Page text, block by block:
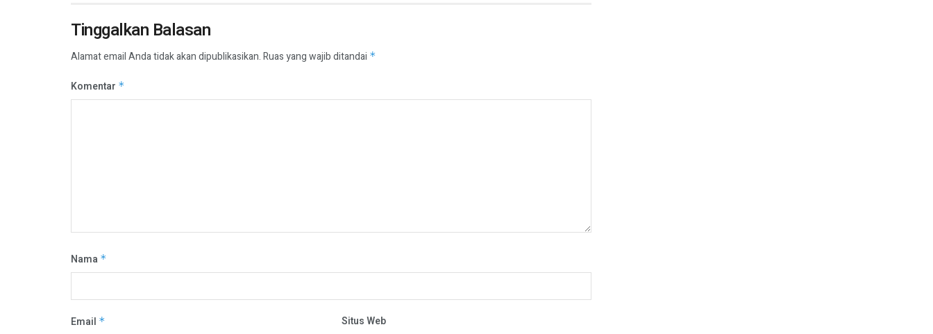
Tinggalkan Balasan
Alamat email Anda tidak akan dipublikasikan.Ruas yang wajib ditandai *
Komentar *
Nama *
Email * Situs Web